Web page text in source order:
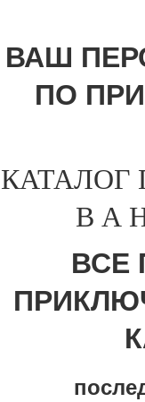
ВАШ
ПО
КАТАЛОГ
В А
ВСЕ